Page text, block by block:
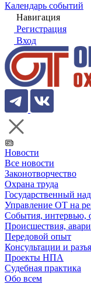
Календарь событий
Навигация
Регистрация
Вход
Новости
Все новости
Законотворчество
Охрана труда
Государственный
Управление ОТ на
События, интервью,
Происшествия,
Передовой опыт
Консультации и
Проекты НПА
Судебная практика
Обо всем